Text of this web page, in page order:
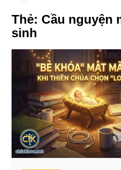
Thẻ: Cầu nguyện
sinh